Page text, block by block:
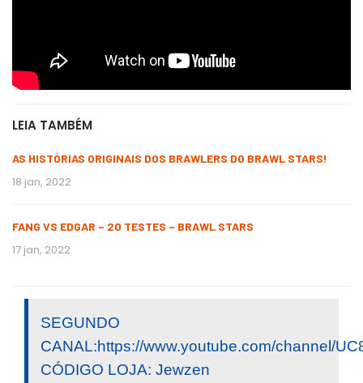
LEIA TAMBÉM
AS HISTÓRIAS ORIGINAIS DOS BRAWLERS DO BRAWL STARS!
18 jan, 2022
FANG VS EDGAR – 20 TESTES – BRAWL STARS
17 jan, 2022
SEGUNDO
CANAL:https://www.youtube.com/channel/
CÓDIGO LOJA: Jewzen